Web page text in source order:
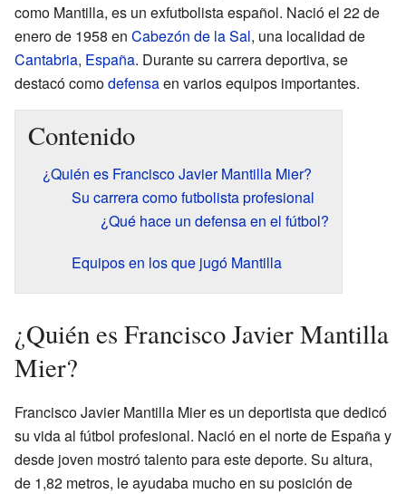
como Mantilla, es un exfutbolista español. Nació el 22 de
enero de 1958 en Cabezón de la Sal, una localidad de
Cantabria, España. Durante su carrera deportiva, se
destacó comodefensaen varios equipos importantes.
Contenido
¿Quién es Francisco Javier Mantilla Mier?
Su carrera como futbolista profesional
¿Qué hace un defensa en el fútbol?
Equipos en los que jugó Mantilla
¿Quién es Francisco Javier Mantilla
Mier?
Francisco Javier Mantilla Mier es un deportista que dedicó
su vida al fútbol profesional. Nació en el norte de España y
desde joven mostró talento para este deporte. Su altura,
de 1,82 metros, le ayudaba mucho en su posición de